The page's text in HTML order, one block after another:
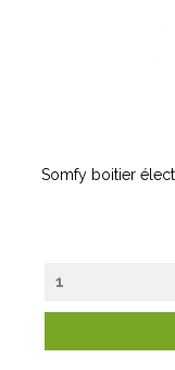
Somfy boitier